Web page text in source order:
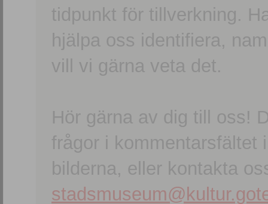
tidpunkt för tillverkning.
hjälpa oss identifiera,
vill vi gärna veta det.
Hör gärna av dig till oss!
frågor i kommentarsfältet
bilderna, eller kontakta